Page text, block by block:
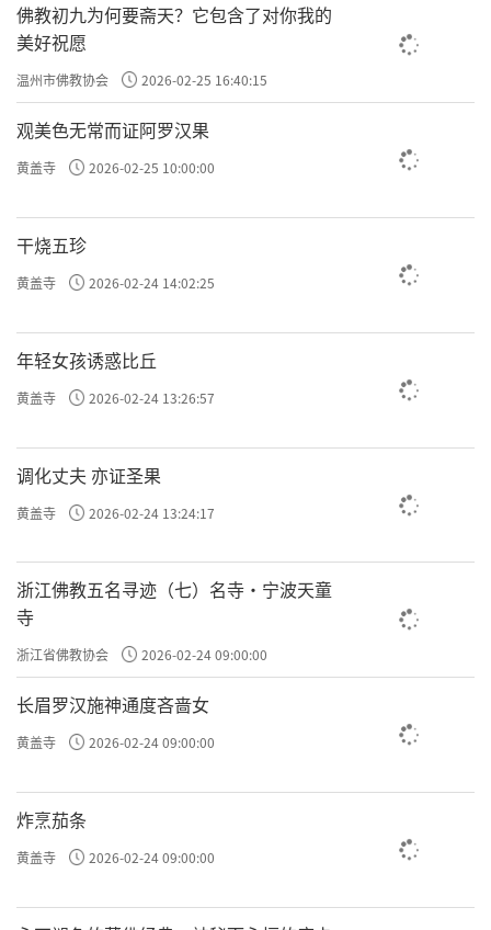
佛教初九为何要斋天？它包含了对你我的
美好祝愿
温州市佛教协会 2026-02-25 16:40:15
观美色无常而证阿罗汉果
黄盖寺 2026-02-25 10:00:00
干烧五珍
黄盖寺 2026-02-24 14:02:25
年轻女孩诱惑比丘
黄盖寺 2026-02-24 13:26:57
调化丈夫 亦证圣果
黄盖寺 2026-02-24 13:24:17
浙江佛教五名寻迹（七）名寺·宁波天童
寺
浙江省佛教协会 2026-02-24 09:00:00
长眉罗汉施神通度吝啬女
黄盖寺 2026-02-24 09:00:00
炸烹茄条
黄盖寺 2026-02-24 09:00:00